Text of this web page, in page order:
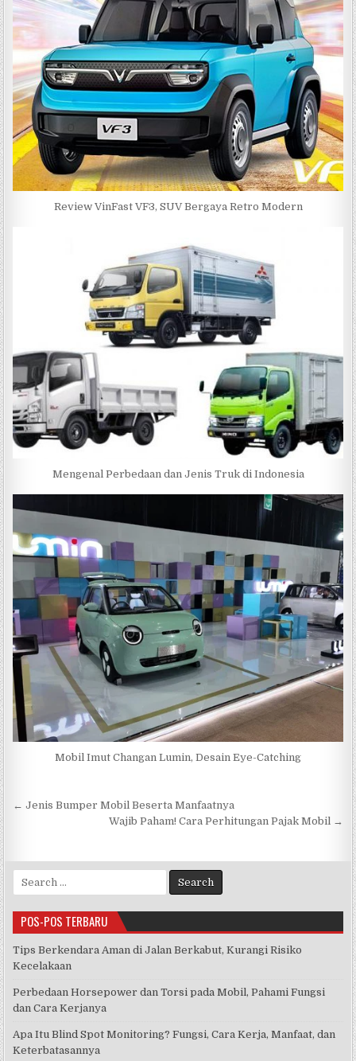
Review VinFast VF3, SUV Bergaya Retro Modern
Mengenal Perbedaan dan Jenis Truk di Indonesia
Mobil Imut Changan Lumin, Desain Eye-Catching
Navigasi
← Jenis Bumper Mobil Beserta Manfaatnya
Wajib Paham! Cara Perhitungan Pajak Mobil →
Search
for:
POS-POS TERBARU
Tips Berkendara Aman di Jalan Berkabut, Kurangi Risiko
Kecelakaan
Perbedaan Horsepower dan Torsi pada Mobil, Pahami Fungsi
dan Cara Kerjanya
Apa Itu Blind Spot Monitoring? Fungsi, Cara Kerja, Manfaat, dan
Keterbatasannya